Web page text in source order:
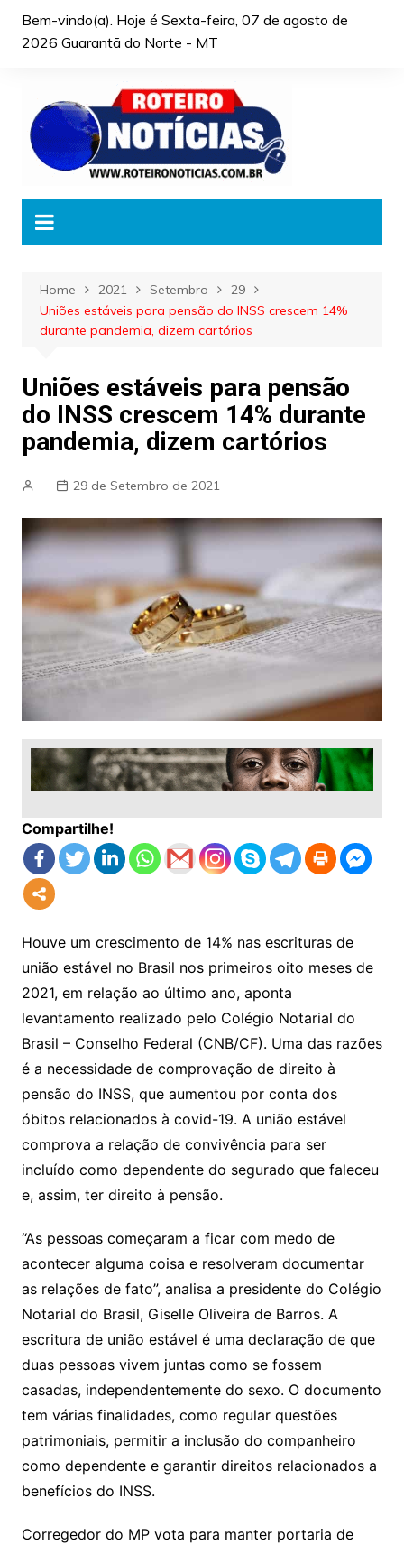
Bem-vindo(a). Hoje é Sexta-feira, 07 de agosto de
2026 Guarantã do Norte - MT
Home 2021 Setembro
29
Uniões estáveis para pensão do INSS crescem 14%
durante pandemia, dizem cartórios
Uniões estáveis para pensão
do INSS crescem 14% durante
pandemia, dizem cartórios
29 de Setembro de 2021
Compartilhe!
Houve um crescimento de 14% nas escrituras de
união estável no Brasil nos primeiros oito meses de
2021, em relação ao último ano, aponta
levantamento realizado pelo Colégio Notarial do
Brasil – Conselho Federal (CNB/CF). Uma das razões
é a necessidade de comprovação de direito à
pensão do INSS, que aumentou por conta dos
óbitos relacionados à covid-19. A união estável
comprova a relação de convivência para ser
incluído como dependente do segurado que faleceu
e, assim, ter direito à pensão.
“As pessoas começaram a ficar com medo de
acontecer alguma coisa e resolveram documentar
as relações de fato”, analisa a presidente do Colégio
Notarial do Brasil, Giselle Oliveira de Barros. A
escritura de união estável é uma declaração de que
duas pessoas vivem juntas como se fossem
casadas, independentemente do sexo. O documento
tem várias finalidades, como regular questões
patrimoniais, permitir a inclusão do companheiro
como dependente e garantir direitos relacionados a
benefícios do INSS.
Corregedor do MP vota para manter portaria de